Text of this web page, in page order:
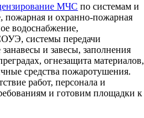
МЧС по системам и
и охранно‑пожарная
водоснабжение,
системы передачи
и завесы, заполнения
огнезащита материалов,
средства пожаротушения.
работ, персонала и
и готовим площадки к